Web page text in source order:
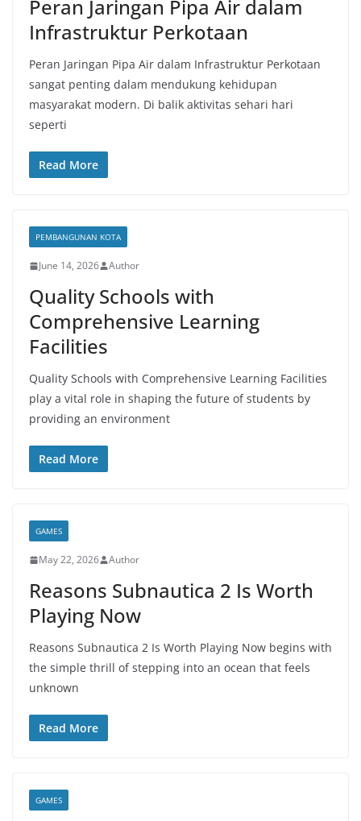
Peran Jaringan Pipa Air dalam
Infrastruktur Perkotaan
Peran Jaringan Pipa Air dalam Infrastruktur Perkotaan
sangat penting dalam mendukung kehidupan
masyarakat modern. Di balik aktivitas sehari hari
seperti
Read More
PEMBANGUNAN KOTA
June 14, 2026 Author
Quality Schools with
Comprehensive Learning
Facilities
Quality Schools with Comprehensive Learning Facilities
play a vital role in shaping the future of students by
providing an environment
Read More
GAMES
May 22, 2026 Author
Reasons Subnautica 2 Is Worth
Playing Now
Reasons Subnautica 2 Is Worth Playing Now begins with
the simple thrill of stepping into an ocean that feels
unknown
Read More
GAMES